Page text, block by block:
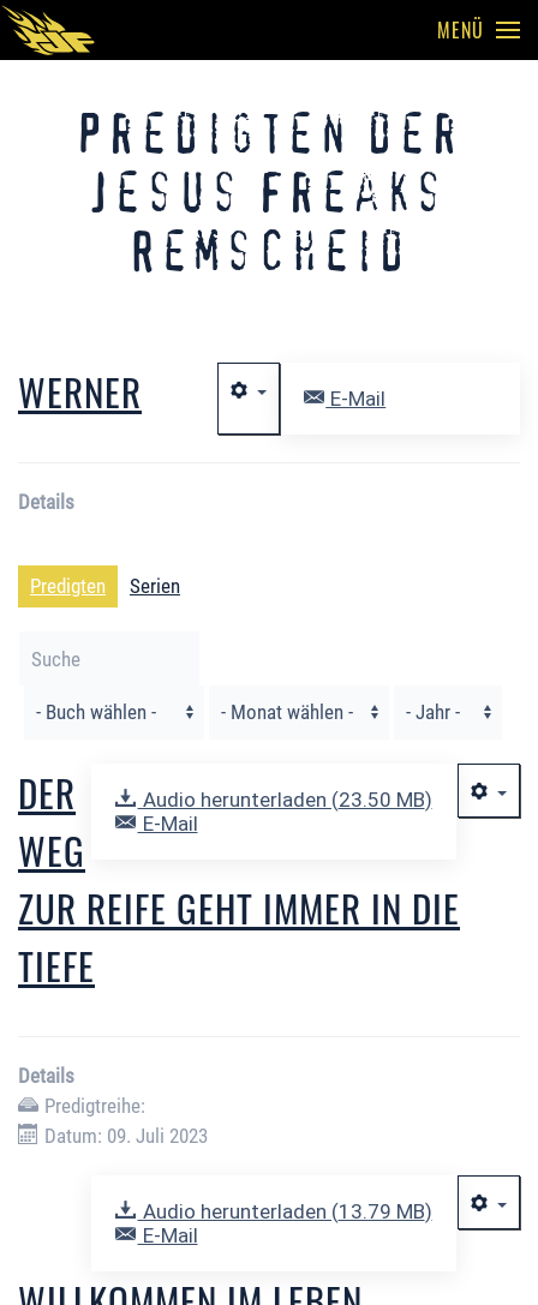
MENÜ
Predigten der
Jesus Freaks
Remscheid
E-Mail
WERNER
Details
Predigten Serien
Filter
Audio herunterladen (23.50 MB)
E-Mail
DER
WEG
ZUR REIFE GEHT IMMER IN DIE
TIEFE
Details
Predigtreihe:
Datum: 09. Juli 2023
Audio herunterladen (13.79 MB)
E-Mail